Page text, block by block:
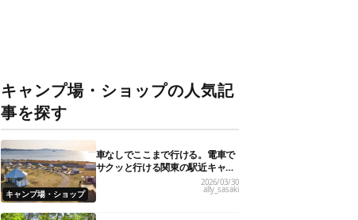
キャンプ場・ショップの人気記
事を探す
キャンプ場・ショップ
車なしでここまで行ける。電車で
サクッと行ける関東の駅近キャン
プ場18選
2026/03/30
ally_sasaki